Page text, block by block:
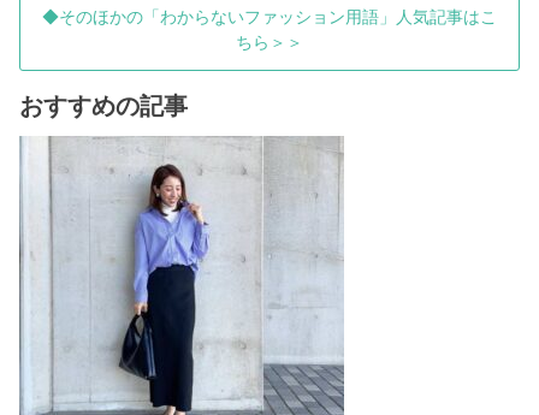
◆そのほかの「わからないファッション用語」人気記事はこ
ちら＞＞
おすすめの記事